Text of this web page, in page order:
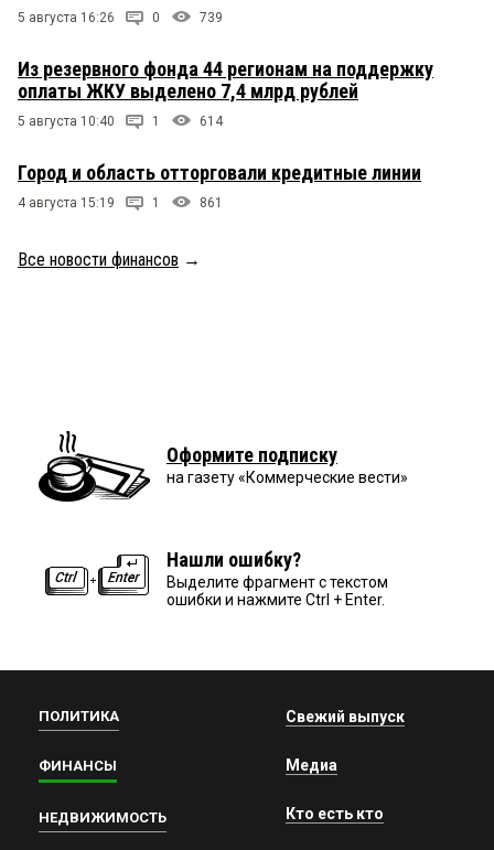
5 августа 16:26 0 739
Из резервного фонда 44 регионам на поддержку
оплаты ЖКУ выделено 7,4 млрд рублей
5 августа 10:40 1 614
Город и область отторговали кредитные линии
4 августа 15:19 1 861
Все новости финансов →
Оформите подписку
на газету «Коммерческие вести»
Нашли ошибку?
Выделите фрагмент с текстом
ошибки и нажмите Ctrl + Enter.
ПОЛИТИКА
ФИНАНСЫ
НЕДВИЖИМОСТЬ
Свежий выпуск
Медиа
Кто есть кто